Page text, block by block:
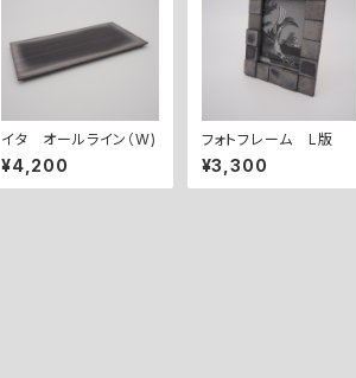
イタ オールライン（W)
¥4,200
フォトフレーム L版
¥3,300